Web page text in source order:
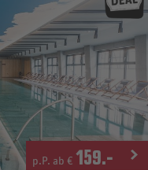
p.P. ab € 159.-